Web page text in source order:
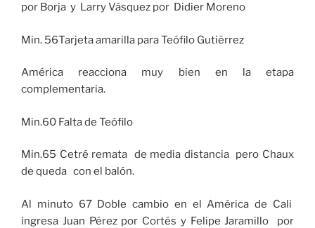
por Borja y Larry Vásquez por Didier Moreno
Min. 56Tarjeta amarilla para Teófilo Gutiérrez
América reacciona muy bien en la etapa
complementaria.
Min.60 Falta de Teófilo
Min.65 Cetré remata de media distancia pero Chaux
de queda con el balón.
Al minuto 67 Doble cambio en el América de Cali
ingresa Juan Pérez por Cortés y Felipe Jaramillo por